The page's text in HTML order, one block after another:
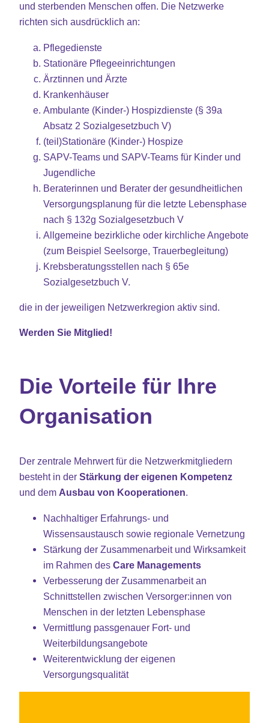
und sterbenden Menschen offen. Die Netzwerke
richten sich ausdrücklich an:
Pflegedienste
Stationäre Pflegeeinrichtungen
Ärztinnen und Ärzte
Krankenhäuser
Ambulante (Kinder-) Hospizdienste (§ 39a
Absatz 2 Sozialgesetzbuch V)
(teil)Stationäre (Kinder-) Hospize
SAPV-Teams und SAPV-Teams für Kinder und
Jugendliche
Beraterinnen und Berater der gesundheitlichen
Versorgungsplanung für die letzte Lebensphase
nach § 132g Sozialgesetzbuch V
Allgemeine bezirkliche oder kirchliche Angebote
(zum Beispiel Seelsorge, Trauerbegleitung)
Krebsberatungsstellen nach § 65e
Sozialgesetzbuch V.
die in der jeweiligen Netzwerkregion aktiv sind.
Werden Sie Mitglied!
Die Vorteile für Ihre
Organisation
Der zentrale Mehrwert für die Netzwerkmitgliedern
besteht in der Stärkung der eigenen Kompetenz
und dem Ausbau von Kooperationen.
Nachhaltiger Erfahrungs- und
Wissensaustausch sowie regionale Vernetzung
Stärkung der Zusammenarbeit und Wirksamkeit
im Rahmen des Care Managements
Verbesserung der Zusammenarbeit an
Schnittstellen zwischen Versorger:innen von
Menschen in der letzten Lebensphase
Vermittlung passgenauer Fort- und
Weiterbildungsangebote
Weiterentwicklung der eigenen
Versorgungsqualität